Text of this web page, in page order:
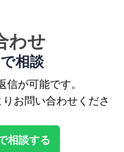
わせ
相談
が可能です。
お問い合わせくださ
相談する